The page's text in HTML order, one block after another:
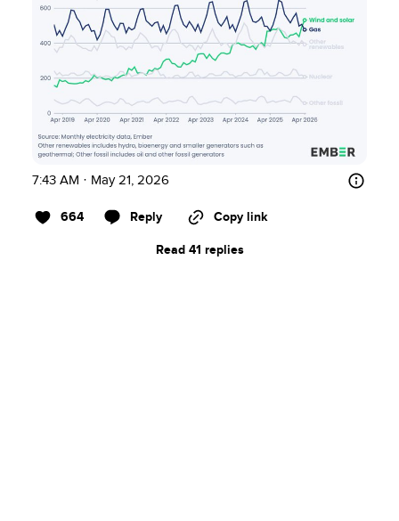
7:43 AM · May 21, 2026
664 Reply Copy link
Read 41 replies